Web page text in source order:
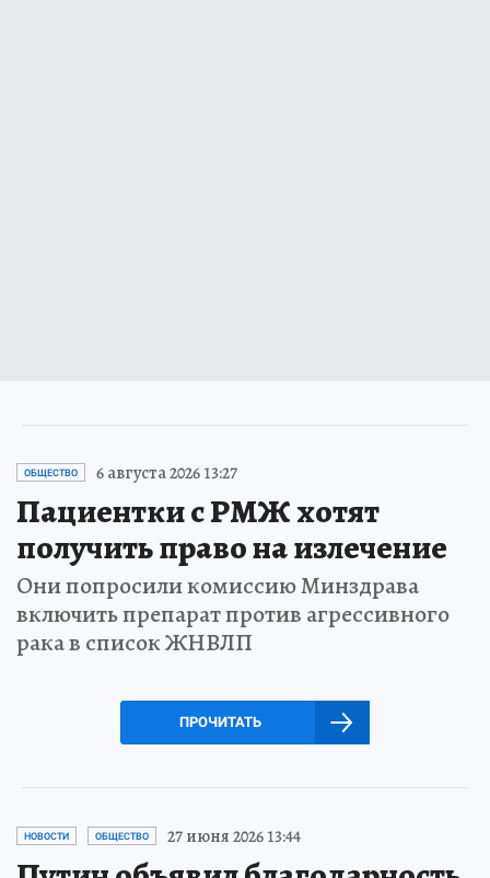
ОБЩЕСТВО 6 августа 2026 13:27
Пациентки с РМЖ хотят
получить право на излечение
Они попросили комиссию Минздрава
включить препарат против агрессивного
рака в список ЖНВЛП
ПРОЧИТАТЬ
НОВОСТИ ОБЩЕСТВО 27 июня 2026 13:44